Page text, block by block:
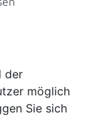
der
möglich
Sie sich